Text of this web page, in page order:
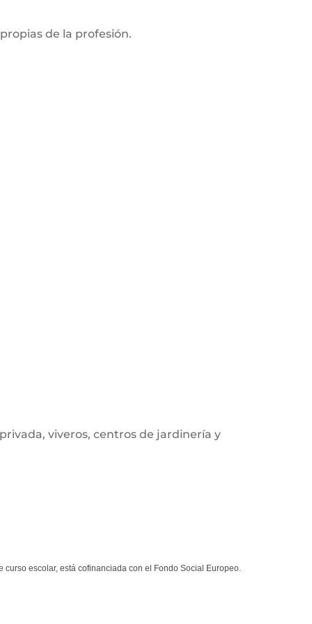
de la profesión.
viveros, centros de jardinería y
escolar, está cofinanciada con el Fondo Social Europeo.